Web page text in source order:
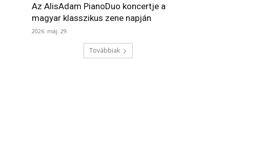
Az AlisAdam PianoDuo koncertje a
magyar klasszikus zene napján
2026. máj. 29.
Továbbiak